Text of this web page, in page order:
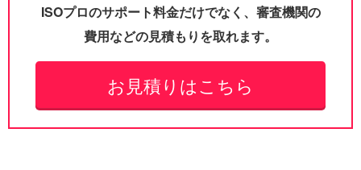
ISOプロのサポート料金だけでなく、審査機関の
費用などの見積もりを取れます。
お見積りはこちら